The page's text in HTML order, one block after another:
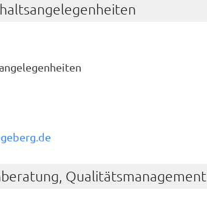
Qualitätsmanagement